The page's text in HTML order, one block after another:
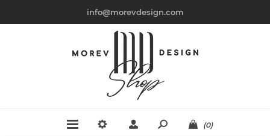
info@morevdesign.com
(0)